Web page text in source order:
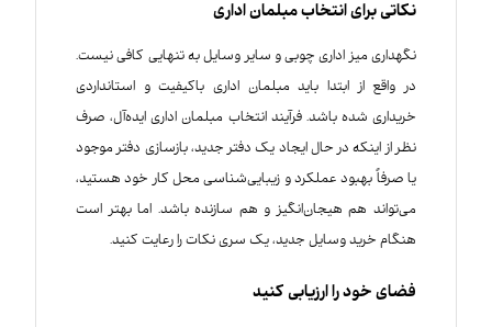
نکاتی برای انتخاب مبلمان اداری
نگهداری میز اداری چوبی و سایر وسایل به تنهایی کافی نیست.
در واقع از ابتدا باید مبلمان اداری باکیفیت و استانداردی
خریداری شده باشد. فرآیند انتخاب مبلمان اداری ایده‌آل، صرف
نظر از اینکه در حال ایجاد یک دفتر جدید، بازسازی دفتر موجود
یا صرفاً بهبود عملکرد و زیبایی‌شناسی محل کار خود هستید،
می‌تواند هم هیجان‌انگیز و هم سازنده باشد. اما بهتر است
هنگام خرید وسایل جدید، یک سری نکات را رعایت کنید.
فضای خود را ارزیابی کنید